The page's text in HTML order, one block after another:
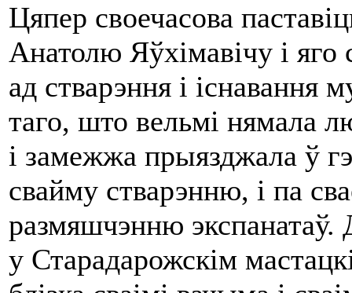
Цяпер своечасова
Анатолю Яўхімавічу і яго
ад стварэння і існавання
таго, што вельмі нямала
і замежжа прыязджала ў
свайму стварэнню, і па
размяшчэнню
у Старадарожскім